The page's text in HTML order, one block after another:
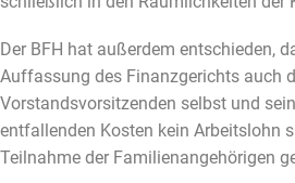
Der BFH hat außerdem entschieden,
Auffassung des Finanzgerichts auch
Vorstandsvorsitzenden selbst und
entfallenden Kosten kein Arbeitslohn
Teilnahme der Familienangehörigen